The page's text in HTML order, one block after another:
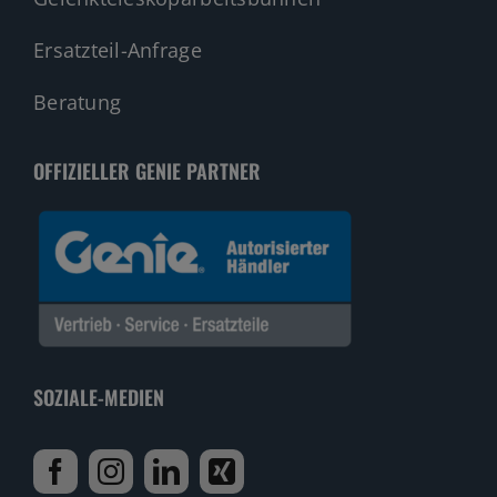
Ersatzteil-Anfrage
Beratung
OFFIZIELLER GENIE PARTNER
SOZIALE-MEDIEN